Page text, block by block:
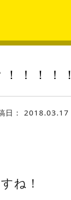
！！！！
日： 2018.03.17
ね！